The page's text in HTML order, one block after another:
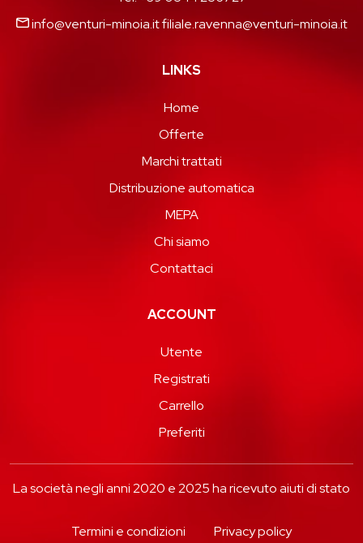
info@venturi-minoia.itfiliale.ravenna@venturi-minoia.it
LINKS
Home
Offerte
Marchi trattati
Distribuzione automatica
MEPA
Chi siamo
Contattaci
ACCOUNT
Utente
Registrati
Carrello
Preferiti
La società negli anni 2020 e 2025 ha ricevuto aiuti di stato
Termini e condizioni Privacy policy